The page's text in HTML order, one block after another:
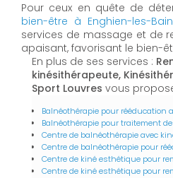
Pour ceux en quête de
bien-être à Enghien-les-
services de massage et de
apaisant, favorisant le bien-
En plus de ses services :
kinésithérapeute,
Sport Louvres vous
Balnéothérapie pour rééducation
Balnéothérapie pour traitement
Centre de balnéothérapie avec
Centre de balnéothérapie pour
Centre de kiné esthétique pour
Centre de kiné esthétique pour